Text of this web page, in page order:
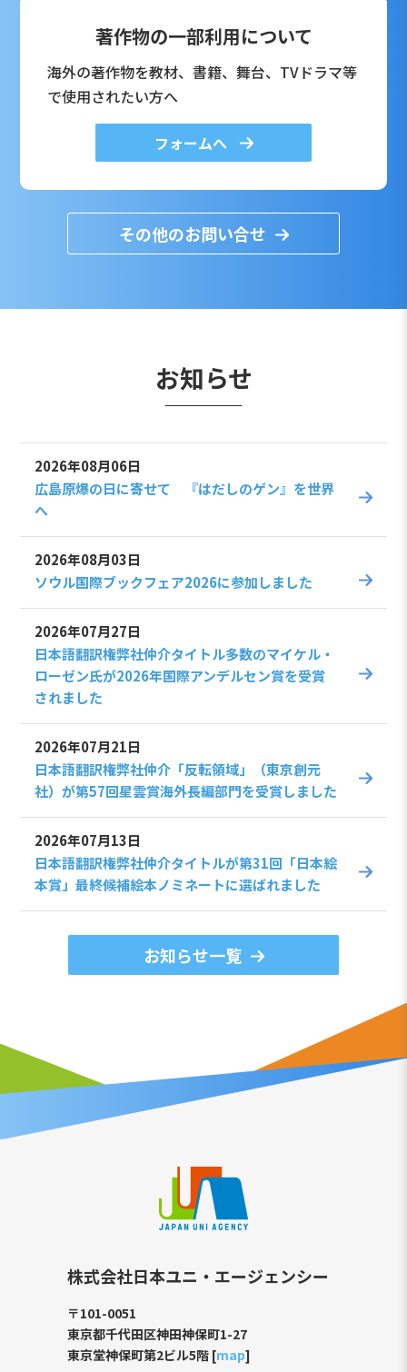
著作物の一部利用について
海外の著作物を教材、書籍、舞台、TVドラマ等
で使用されたい方へ
フォームへ
その他のお問い合せ
お知らせ
2026年08月06日
広島原爆の日に寄せて 『はだしのゲン』を世界
へ
2026年08月03日
ソウル国際ブックフェア2026に参加しました
2026年07月27日
日本語翻訳権弊社仲介タイトル多数のマイケル・
ローゼン氏が2026年国際アンデルセン賞を受賞
されました
2026年07月21日
日本語翻訳権弊社仲介「反転領域」（東京創元
社）が第57回星雲賞海外長編部門を受賞しました
2026年07月13日
日本語翻訳権弊社仲介タイトルが第31回「日本絵
本賞」最終候補絵本ノミネートに選ばれました
お知らせ一覧
株式会社日本ユニ・エージェンシー
〒101-0051
東京都千代田区神田神保町1-27
東京堂神保町第2ビル5階 [map]